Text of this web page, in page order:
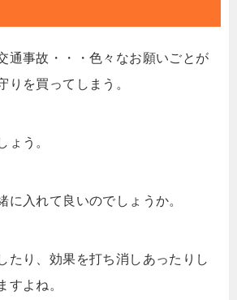
通事故・・・色々なお願いごとが
りを買ってしまう。
ょう。
に入れて良いのでしょうか。
たり、効果を打ち消しあったりし
すよね。